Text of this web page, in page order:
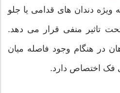
ویژه دندان های قدامی یا جلو
تاثیر منفی قرار می دهد.
در هنگام وجود فاصله میان
فک اختصاص دارد.